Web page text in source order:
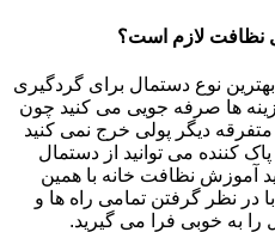
نظافت لازم است؟
نوع دستمال برای گردگیری
ها صرفه جویی می کنید چون
دیگر پولی خرج نمی کنید
کننده می توانید از دستمال
آموزش نظافت خانه با همین
نظر گرفتن تمامی راه ها و
به خوبی فرا می گیرید.